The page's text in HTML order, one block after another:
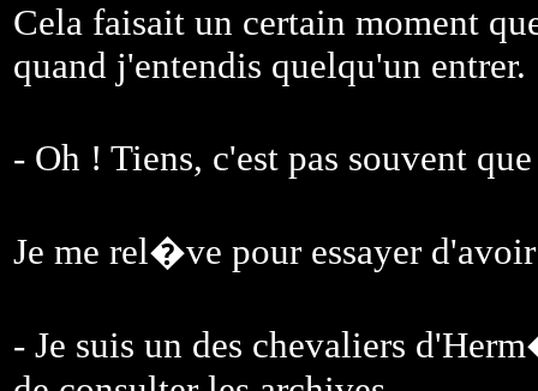
Cela faisait un certain moment
quand j'entendis quelqu'un entrer.
- Oh ! Tiens, c'est pas souvent
Je me rel�ve pour essayer
- Je suis un des chevaliers